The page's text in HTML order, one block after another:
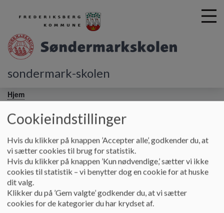
t
sondermark-skolen
Hjem
Samarbejde med FCK
Skolen arbejder tæt sammen med klubben om at skabe en
god hverdag for alle elever i udskolingen. Skolen har en
koordinator på hver årgang (en lærer fra årgangsteamet),
som har fastlagte møder og er i tæt og løbende kontakt med
klubbens trænere. Formålet med denne kontakt er at sikre en
optimal planlægning af skolehverdagen for alle elever og
Cookieindstillinger
Hvis du klikker på knappen ’Accepter alle’, godkender du, at
vi sætter cookies til brug for statistik.
Hvis du klikker på knappen ’Kun nødvendige,’ sætter vi ikke
cookies til statistik – vi benytter dog en cookie for at huske
dit valg.
Klikker du på ’Gem valgte’ godkender du, at vi sætter
cookies for de kategorier du har krydset af.